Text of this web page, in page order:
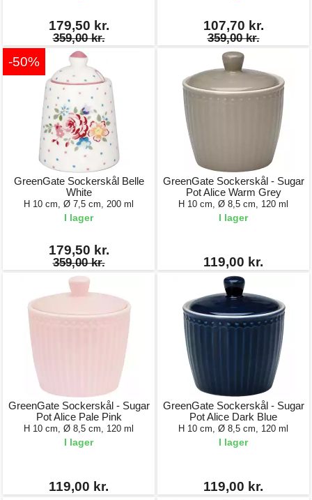
179,50 kr.
359,00 kr.
107,70 kr.
359,00 kr.
-50%
GreenGate Sockerskål Belle
White
H 10 cm, Ø 7,5 cm, 200 ml
I lager
179,50 kr.
359,00 kr.
GreenGate Sockerskål - Sugar
Pot Alice Warm Grey
H 10 cm, Ø 8,5 cm, 120 ml
I lager
119,00 kr.
GreenGate Sockerskål - Sugar
Pot Alice Pale Pink
H 10 cm, Ø 8,5 cm, 120 ml
I lager
119,00 kr.
GreenGate Sockerskål - Sugar
Pot Alice Dark Blue
H 10 cm, Ø 8,5 cm, 120 ml
I lager
119,00 kr.